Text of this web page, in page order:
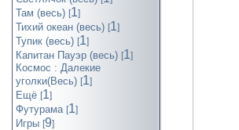
Там (весь) [1]
Тихий океан (весь) [1]
Тупик (весь) [1]
Капитан Пауэр (весь) [1]
Космос : Далекие
уголки(Весь) [1]
Ещё [1]
Футурама [1]
Игры [9]